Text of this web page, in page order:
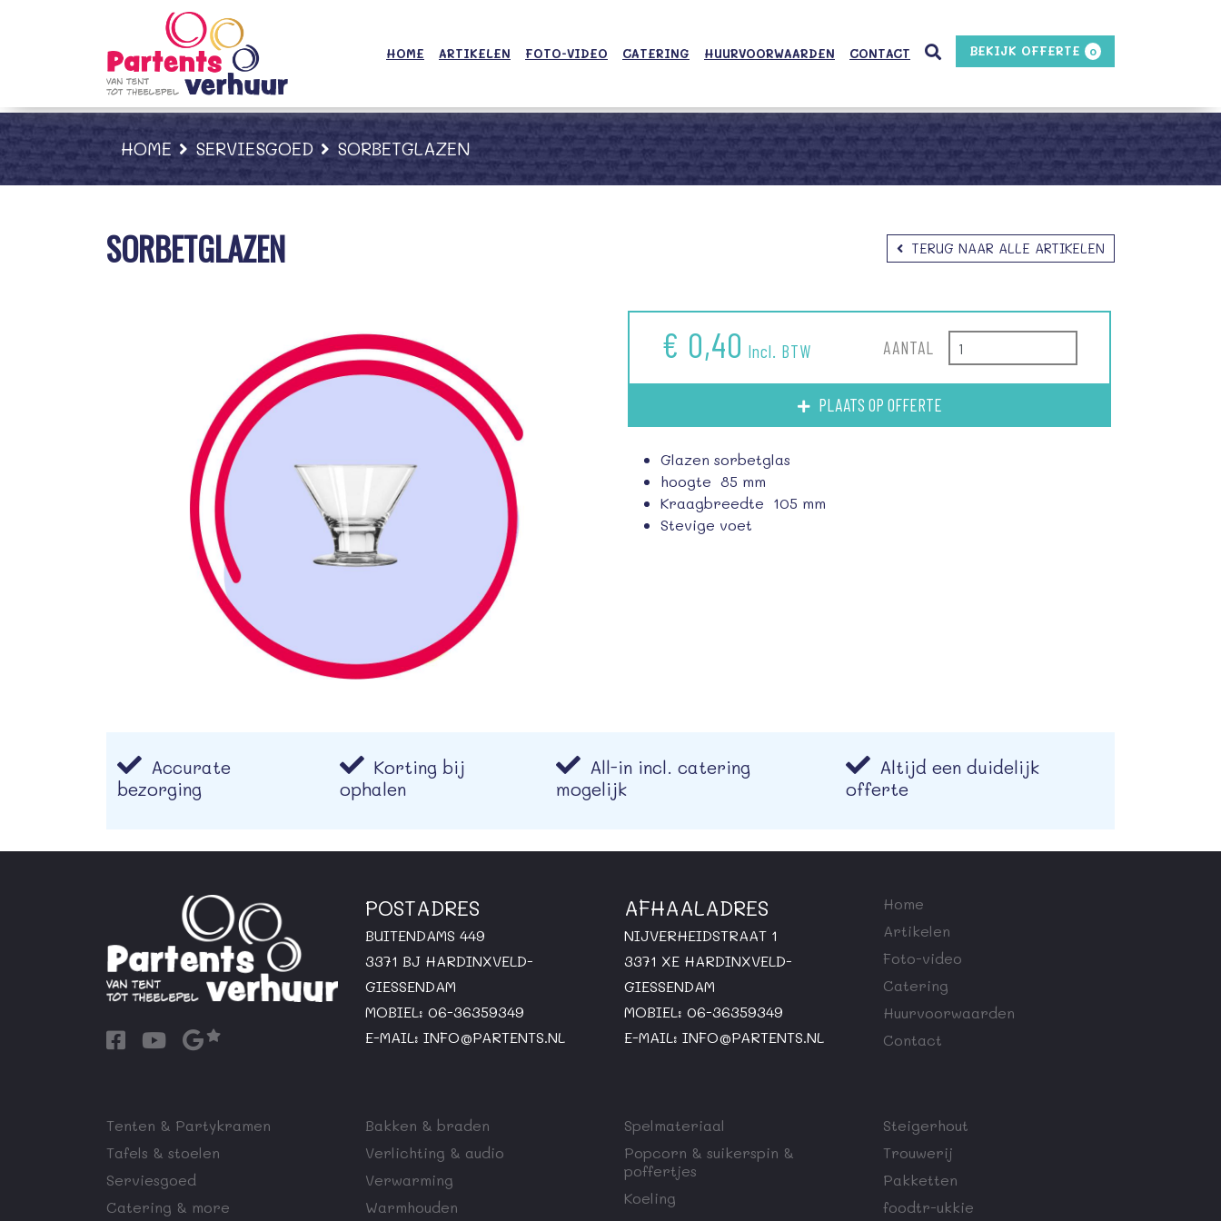
HOME ARTIKELEN FOTO-VIDEO CATERING HUURVOORWAARDEN CONTACT BEKIJK OFFERTE 0
HOME SERVIESGOED SORBETGLAZEN
SORBETGLAZEN TERUG NAAR ALLE ARTIKELEN
€ 0,40 Incl. BTW AANTAL
PLAATS OP OFFERTE
Glazen sorbetglas
hoogte 85 mm
Kraagbreedte 105 mm
Stevige voet
Accurate
bezorging
Korting bij
ophalen
All-in incl. catering
mogelijk
Altijd een duidelijk
offerte
POSTADRES
BUITENDAMS 449
3371 BJ HARDINXVELD-
GIESSENDAM
MOBIEL: 06-36359349
E-MAIL: INFO@PARTENTS.NL
AFHAALADRES
NIJVERHEIDSTRAAT 1
3371 XE HARDINXVELD-
GIESSENDAM
MOBIEL: 06-36359349
E-MAIL: INFO@PARTENTS.NL
Home
Artikelen
Foto-video
Catering
Huurvoorwaarden
Contact
Tenten & Partykramen
Tafels & stoelen
Serviesgoed
Catering & more
Bakken & braden
Verlichting & audio
Verwarming
Warmhouden
Spelmateriaal
Popcorn & suikerspin &
poffertjes
Koeling
Steigerhout
Trouwerij
Pakketten
foodtr-ukkie